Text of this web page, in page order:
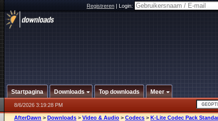
Registreren|Login:
Startpagina Downloads Top downloads Meer
8/6/2026 3:19:28 PM
AfterDawn > Downloads > Video & Audio > Codecs > K-Lite Codec Pack